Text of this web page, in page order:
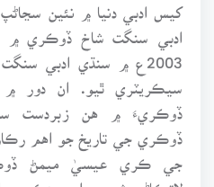
کيس ادبي دنيا ۾ نئين
2003ع ۾ سنڌي ادبي
سيڪريٽري ٿيو. ان دور
ڏوڪريءَ ۾ هن زبردست
ڏوڪري جي تاريخ جو اهم
جي ڪري عيسيٰ ميمڻ
لاڙڪاڻي شهر ۾ اچي هڪ